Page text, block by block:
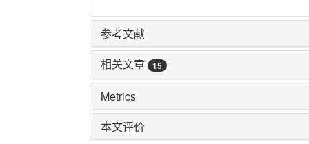
参考文献
相关文章
15
Metrics
本文评价